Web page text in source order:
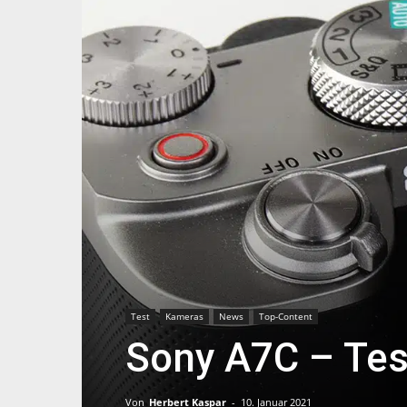
Test Kameras News Top-Content
Sony A7C –
Von Herbert Kaspar - 10. Januar 2021